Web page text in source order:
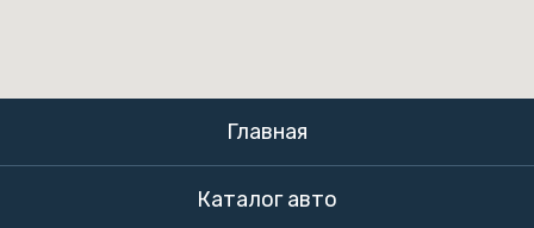
Главная
Каталог авто